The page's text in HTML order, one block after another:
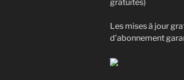
gratuites)
Les mises à jour
d’abonnement